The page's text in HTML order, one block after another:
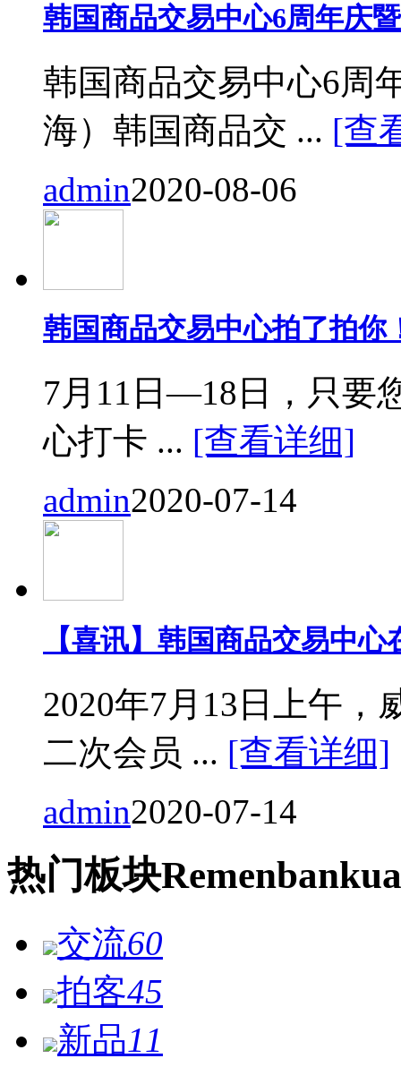
韩国商品交易中心6周年庆
韩国商品交易中心6周
海）韩国商品交 ... [查
admin2020-08-06
韩国商品交易中心拍了拍你
7月11日—18日，只要
心打卡 ... [查看详细]
admin2020-07-14
【喜讯】韩国商品交易中
2020年7月13日上午，
二次会员 ... [查看详细]
admin2020-07-14
热门板块Remen
交流60
拍客45
新品11